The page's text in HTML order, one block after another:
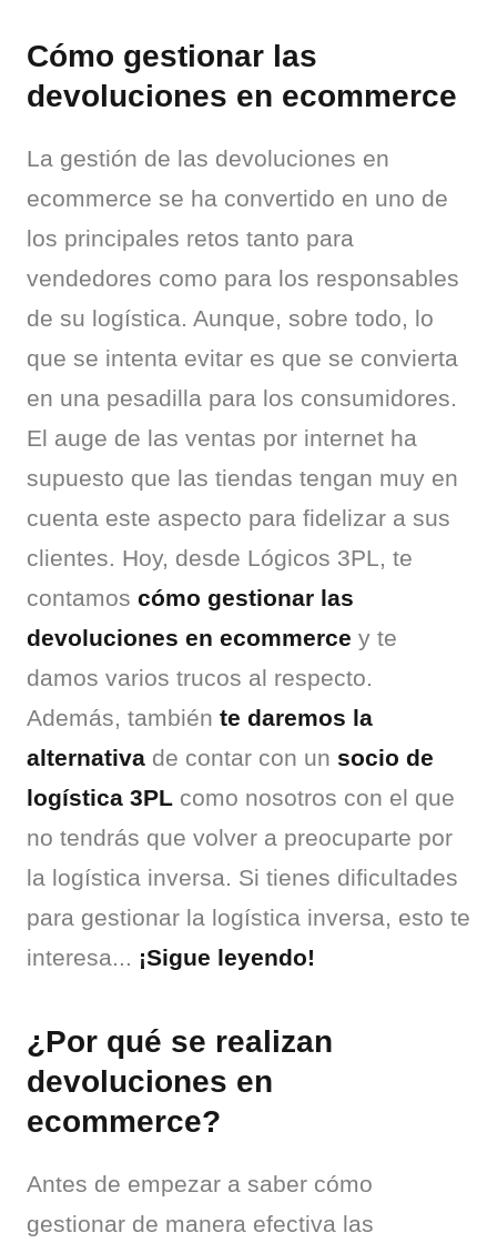
Cómo gestionar las
devoluciones en ecommerce
La gestión de las devoluciones en
ecommerce se ha convertido en uno de
los principales retos tanto para
vendedores como para los responsables
de su logística. Aunque, sobre todo, lo
que se intenta evitar es que se convierta
en una pesadilla para los consumidores.
El auge de las ventas por internet ha
supuesto que las tiendas tengan muy en
cuenta este aspecto para fidelizar a sus
clientes. Hoy, desde Lógicos 3PL, te
contamos cómo gestionar las
devoluciones en ecommerce y te
damos varios trucos al respecto.
Además, también te daremos la
alternativa de contar con un socio de
logística 3PL como nosotros con el que
no tendrás que volver a preocuparte por
la logística inversa. Si tienes dificultades
para gestionar la logística inversa, esto te
interesa... ¡Sigue leyendo!
¿Por qué se realizan
devoluciones en
ecommerce?
Antes de empezar a saber cómo
gestionar de manera efectiva las